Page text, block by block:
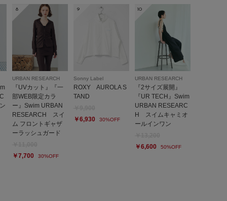
8
URBAN RESEARCH
『UVカット』『一
部WEB限定カラ
ー』Swim URBAN
RESEARCH スイ
ム フロントギャザ
ーラッシュガード
￥7,700
30%OFF
9
Sonny Label
ROXY AUROLA S
TAND
￥6,930
30%OFF
10
URBAN RESEARCH
『2サイズ展開』
『UR TECH』Swim
URBAN RESEARC
H スイムキャミオ
ールインワン
￥6,600
50%OFF